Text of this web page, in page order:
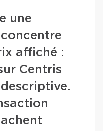
une
affiché :
Centris